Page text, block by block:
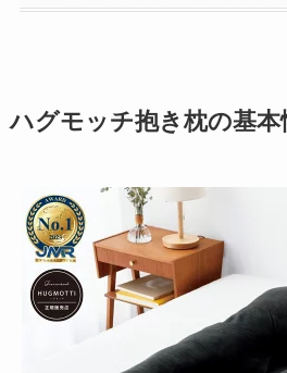
ハグモッチ抱き枕の基本